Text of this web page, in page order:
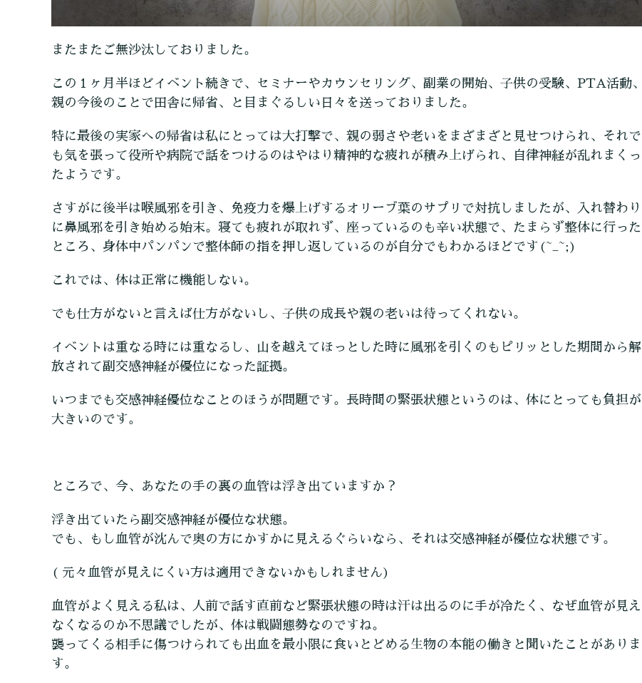
またまたご無沙汰しておりました。
この１ヶ月半ほどイベント続きで、セミナーやカウンセリング、副業の開始、子供の受験、PTA活動、
親の今後のことで田舎に帰省、と目まぐるしい日々を送っておりました。
特に最後の実家への帰省は私にとっては大打撃で、親の弱さや老いをまざまざと見せつけられ、それで
も気を張って役所や病院で話をつけるのはやはり精神的な疲れが積み上げられ、自律神経が乱れまくっ
たようです。
さすがに後半は喉風邪を引き、免疫力を爆上げするオリーブ葉のサプリで対抗しましたが、入れ替わり
に鼻風邪を引き始める始末。寝ても疲れが取れず、座っているのも辛い状態で、たまらず整体に行った
ところ、身体中パンパンで整体師の指を押し返しているのが自分でもわかるほどです(~_~;)
これでは、体は正常に機能しない。
でも仕方がないと言えば仕方がないし、子供の成長や親の老いは待ってくれない。
イベントは重なる時には重なるし、山を越えてほっとした時に風邪を引くのもピリッとした期間から解
放されて副交感神経が優位になった証拠。
いつまでも交感神経優位なことのほうが問題です。長時間の緊張状態というのは、体にとっても負担が
大きいのです。
ところで、今、あなたの手の裏の血管は浮き出ていますか？
浮き出ていたら副交感神経が優位な状態。
でも、もし血管が沈んで奥の方にかすかに見えるぐらいなら、それは交感神経が優位な状態です。
( 元々血管が見えにくい方は適用できないかもしれません)
血管がよく見える私は、人前で話す直前など緊張状態の時は汗は出るのに手が冷たく、なぜ血管が見え
なくなるのか不思議でしたが、体は戦闘態勢なのですね。
襲ってくる相手に傷つけられても出血を最小限に食いとどめる生物の本能の働きと聞いたことがありま
す。